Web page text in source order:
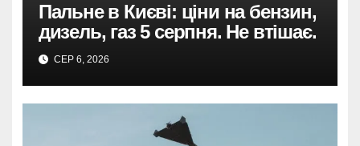
Пальне в Києві: ціни на бензин,
дизель, газ 5 серпня. Не втішає.
СЕР 6, 2026